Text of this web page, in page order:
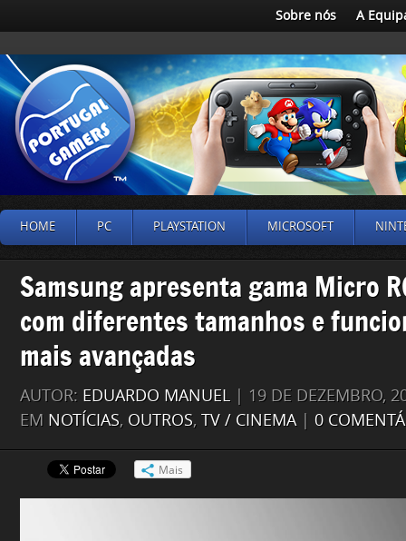
Sobre nós A
HOME PC PLAYSTATION MICROSOFT
Samsung apresenta gama Micro
com diferentes tamanhos e
mais avançadas
AUTOR: EDUARDO MANUEL | 19 DE DEZEMBRO,
EM NOTÍCIAS, OUTROS, TV / CINEMA| 0
Mais